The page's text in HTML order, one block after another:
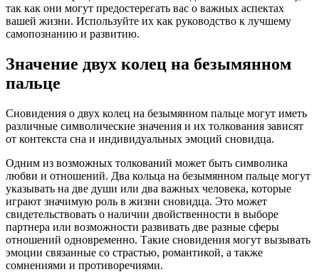
так как они могут предостерегать вас о важных аспектах
вашей жизни. Используйте их как руководство к лучшему
самопознанию и развитию.
Значение двух колец на безымянном
пальце
Сновидения о двух колец на безымянном пальце могут иметь
различные символические значения и их толкования зависят
от контекста сна и индивидуальных эмоций сновидца.
Одним из возможных толкований может быть символика
любви и отношений. Два кольца на безымянном пальце могут
указывать на две души или два важных человека, которые
играют значимую роль в жизни сновидца. Это может
свидетельствовать о наличии двойственности в выборе
партнера или возможности развивать две разные сферы
отношений одновременно. Такие сновидения могут вызывать
эмоции связанные со страстью, романтикой, а также
сомнениями и противоречиями.